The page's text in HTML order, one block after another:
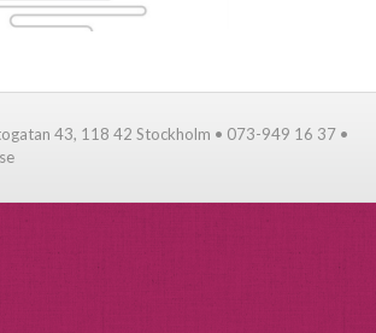
43, 118 42 Stockholm • 073-949 16 37 •